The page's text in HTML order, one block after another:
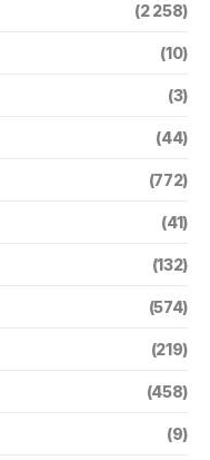
(2 258)
(10)
(3)
(44)
(772)
(41)
(132)
(574)
(219)
(458)
(9)